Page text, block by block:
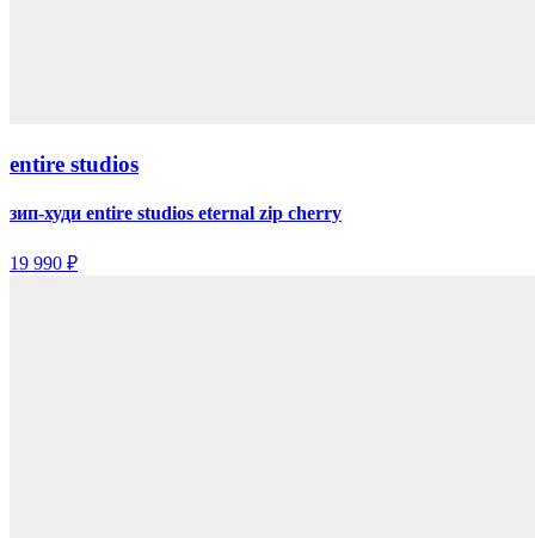
entire studios
зип-худи entire studios eternal zip cherry
19 990 ₽